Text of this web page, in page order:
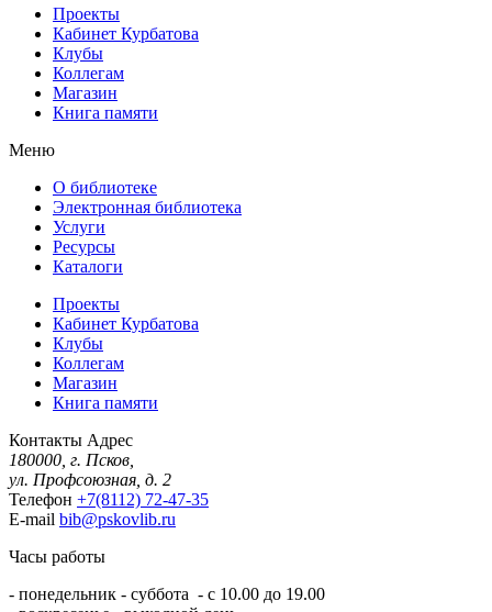
Проекты
Кабинет Курбатова
Клубы
Коллегам
Магазин
Книга памяти
Меню
О библиотеке
Электронная библиотека
Услуги
Ресурсы
Каталоги
Проекты
Кабинет Курбатова
Клубы
Коллегам
Магазин
Книга памяти
Контакты Адрес
180000, г. Псков,
ул. Профсоюзная, д. 2
Телефон +7(8112) 72-47-35
E-mail bib@pskovlib.ru
Часы работы
- понедельник - суббота - с 10.00 до 19.00